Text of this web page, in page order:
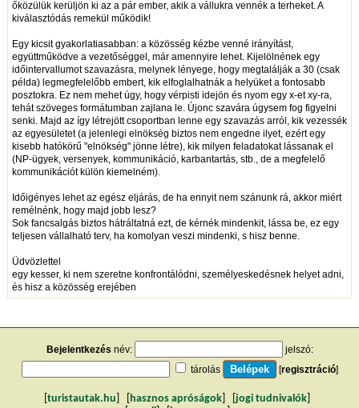
őközülük kerüljön ki az a pár ember, akik a vállukra vennék a terheket. A
kiválasztódás remekül működik!
Egy kicsit gyakorlatiasabban: a közösség kézbe venné irányítást,
együttműködve a vezetőséggel, már amennyire lehet. Kijelölnének egy
időintervallumot szavazásra, melynek lényege, hogy megtalálják a 30 (csak
példa) legmegfelelőbb embert, kik elfoglalhatnák a helyüket a fontosabb
posztokra. Ez nem mehet úgy, hogy vérpisti idejön és nyom egy x-et xy-ra,
tehát szöveges formátumban zajlana le. Újonc szavára úgysem fog figyelni
senki. Majd az így létrejött csoportban lenne egy szavazás arról, kik vezessék
az egyesületet (a jelenlegi elnökség biztos nem engedne ilyet, ezért egy
kisebb hatókörű "elnökség" jönne létre), kik milyen feladatokat lássanak el
(NP-ügyek, versenyek, kommunikáció, karbantartás, stb., de a megfelelő
kommunikációt külön kiemelném).
Időigényes lehet az egész eljárás, de ha ennyit nem szánunk rá, akkor miért
remélnénk, hogy majd jobb lesz?
Sok fancsalgás biztos hátráltatná ezt, de kérnék mindenkit, lássa be, ez egy
teljesen vállalható terv, ha komolyan veszi mindenki, s hisz benne.
Üdvözlettel
egy kesser, ki nem szeretne konfrontálódni, személyeskedésnek helyet adni,
és hisz a közösség erejében
Bejelentkezés név:
jelszó:
tárolás
[regisztráció]
turistautak.hu hasznos apróságok jogi tudnivalók